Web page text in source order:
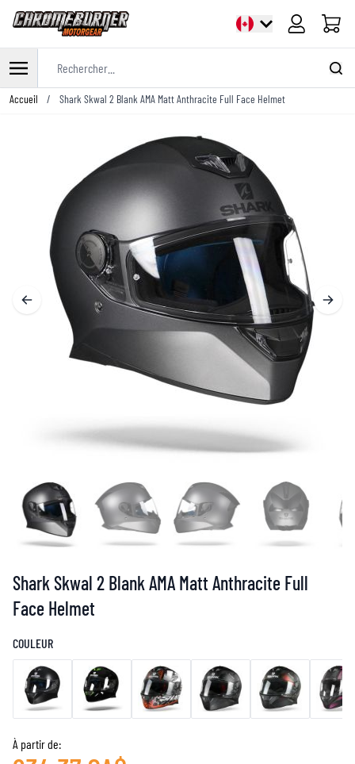
Panier
Allez au contenu
Accueil / Shark Skwal 2 Blank AMA Matt Anthracite Full Face Helmet
Shark Skwal 2 Blank AMA Matt Anthracite Full
Face Helmet
COULEUR
À partir de: